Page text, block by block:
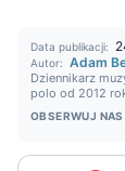
Data publikacji:
Autor: Adam
Dziennikarz
polo od 2012
OBSERWUJ NAS